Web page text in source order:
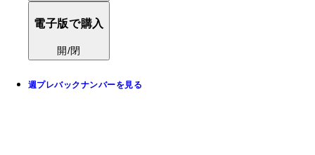
電子版で購入
開/閉
週プレバックナンバーを見る